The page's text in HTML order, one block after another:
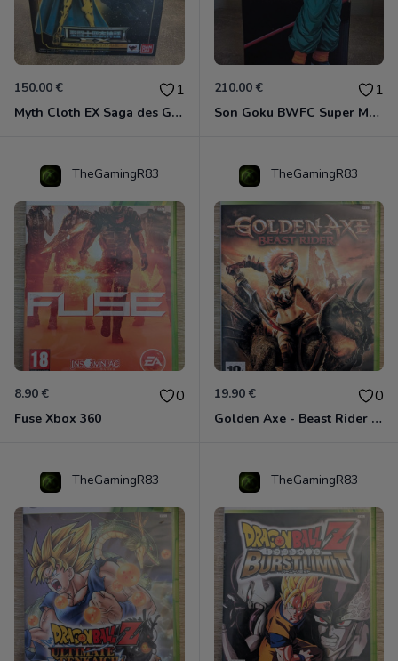
150.00 € 1
Myth Cloth EX Saga des Gémeaux
210.00 € 1
Son Goku BWFC Super Master Stars
TheGamingR83
8.90 € 0
Fuse Xbox 360
TheGamingR83
19.90 € 0
Golden Axe - Beast Rider Xbox 360
TheGamingR83 TheGamingR83